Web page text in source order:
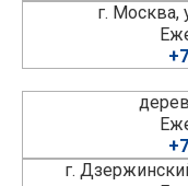
г. Москва,
г.